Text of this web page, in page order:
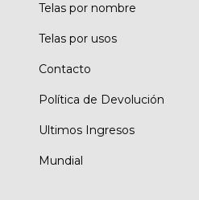
Telas por nombre
Telas por usos
Contacto
Política de Devolución
Ultimos Ingresos
Mundial